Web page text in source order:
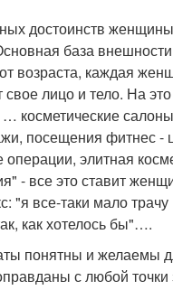
достоинств
база внешности
возраста, каждая
свое лицо и тело. На
косметические
посещения фитнес -
операции, элитная
- все это ставит
"я все-таки мало
как хотелось бы"….
понятны и желаемы
с любой точки